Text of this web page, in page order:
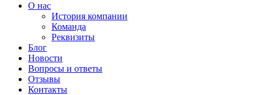
О нас
История компании
Команда
Реквизиты
Блог
Новости
Вопросы и ответы
Отзывы
Контакты